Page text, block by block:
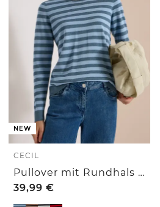
NEW
CECIL
Pullover mit Rundhals und Streifen
39,99 €